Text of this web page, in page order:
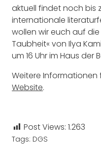
aktuell findet noch bis
internationale
wollen wir euch auf
Taubheit« von Ilya
um 16 Uhr im Haus der
Weitere Informationen
Website.
Post Views: 1.263
Tags: DGS